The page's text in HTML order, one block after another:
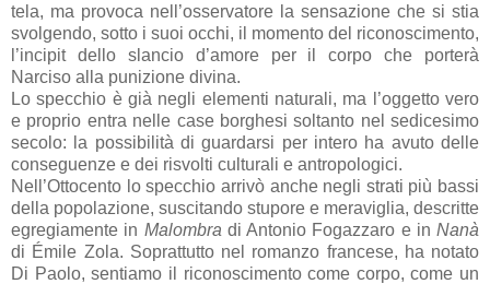
tela, ma provoca nell’osservatore la sensazione che si stia
svolgendo, sotto i suoi occhi, il momento del riconoscimento,
l’incipit dello slancio d’amore per il corpo che porterà
Narciso alla punizione divina.
Lo specchio è già negli elementi naturali, ma l’oggetto vero
e proprio entra nelle case borghesi soltanto nel sedicesimo
secolo: la possibilità di guardarsi per intero ha avuto delle
conseguenze e dei risvolti culturali e antropologici.
Nell’Ottocento lo specchio arrivò anche negli strati più bassi
della popolazione, suscitando stupore e meraviglia, descritte
egregiamente in Malombra di Antonio Fogazzaro e in Nanà
di Émile Zola. Soprattutto nel romanzo francese, ha notato
Di Paolo, sentiamo il riconoscimento come corpo, come un